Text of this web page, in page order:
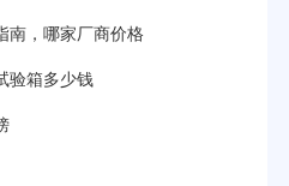
南，哪家厂商价格
验箱多少钱